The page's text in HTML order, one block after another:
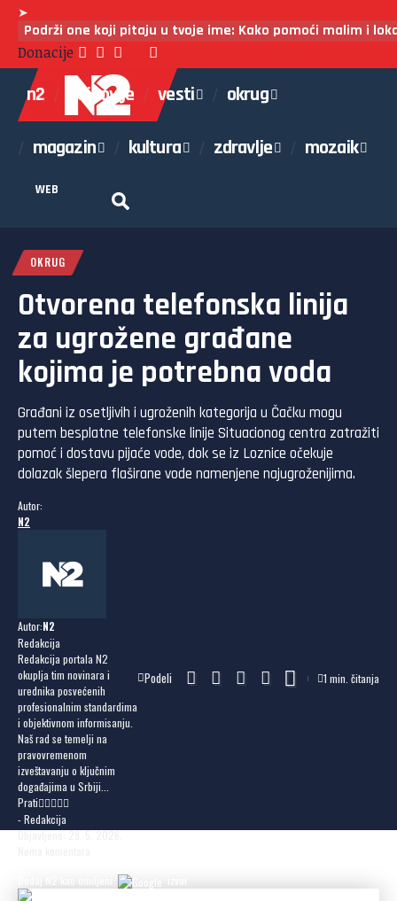
➤
Podrži one koji pitaju u tvoje ime: Kako pomoći malim i
Donacije
n2 najnovije vesti okrug
magazin kultura zdravlje mozaik
WEB
OKRUG
Otvorena telefonska linija
za ugrožene građane
kojima je potrebna voda
Građani iz osetljivih i ugroženih kategorija u Čačku mogu
putem besplatne telefonske linije Situacionog centra zatražiti
pomoć i dostavu pijaće vode, dok se iz Loznice očekuje
dolazak šlepera flaširane vode namenjene najugroženijima.
Autor:
N2
Autor:N2
Redakcija
Redakcija portala N2
okuplja tim novinara i
urednika posvećenih
profesionalnim standardima
i objektivnom informisanju.
Naš rad se temelji na
pravovremenom
izveštavanju o ključnim
događajima u Srbiji...
Prati
- Redakcija
Objavljeno: 28. 5. 2026.
Podeli 1 min. čitanja